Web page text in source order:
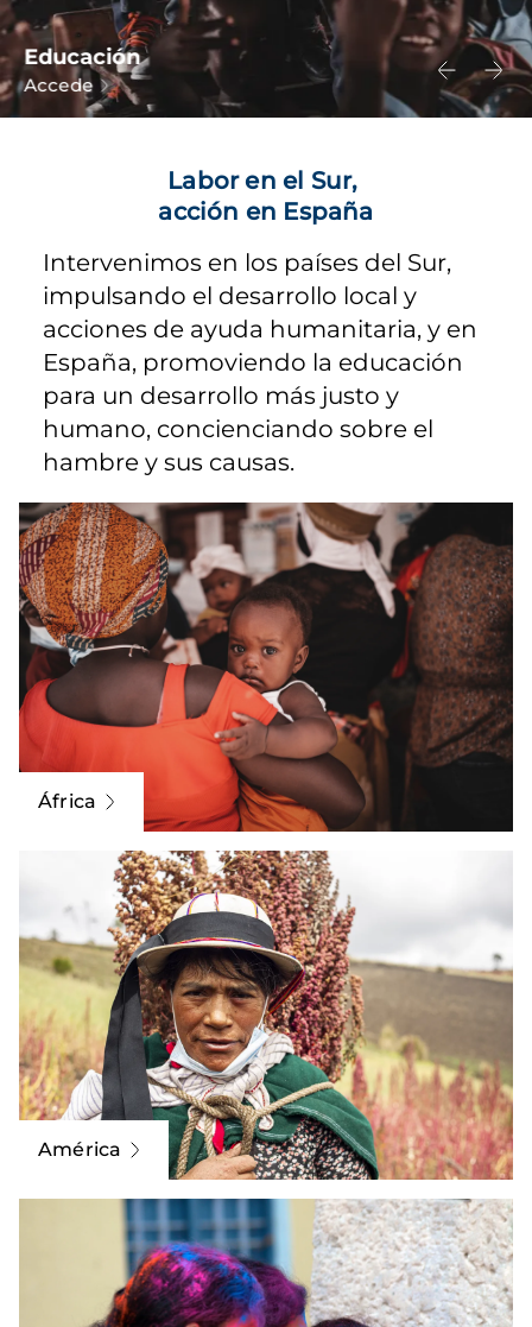
Educación
Accede
Labor en el Sur,
acción en España
Intervenimos en los países del Sur,
impulsando el desarrollo local y
acciones de ayuda humanitaria, y en
España, promoviendo la educación
para un desarrollo más justo y
humano, concienciando sobre el
hambre y sus causas.
África
América